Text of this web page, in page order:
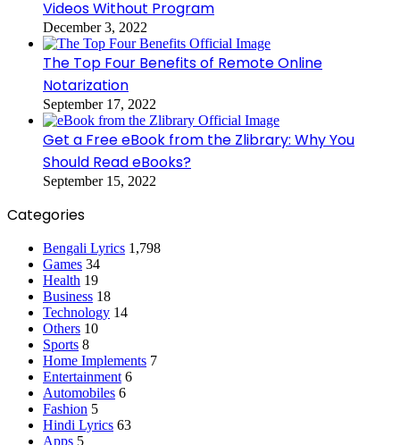
Videos Without Program
December 3, 2022
The Top Four Benefits of Remote Online
Notarization
September 17, 2022
Get a Free eBook from the Zlibrary: Why You
Should Read eBooks?
September 15, 2022
Categories
Bengali Lyrics 1,798
Games 34
Health 19
Business 18
Technology 14
Others 10
Sports 8
Home Implements 7
Entertainment 6
Automobiles 6
Fashion 5
Hindi Lyrics 63
Apps 5